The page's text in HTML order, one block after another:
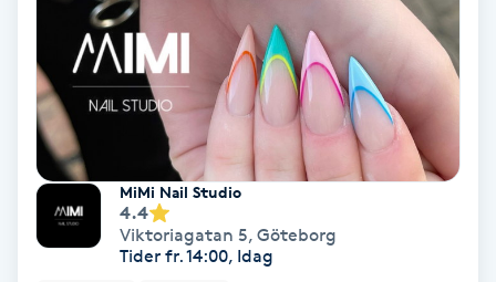
Naprapati
Navelpiercing
NBE-massage
Ny frisyr
MiMi Nail Studio
4.4
Viktoriagatan 5, Göteborg
Tider fr. 14:00, Idag